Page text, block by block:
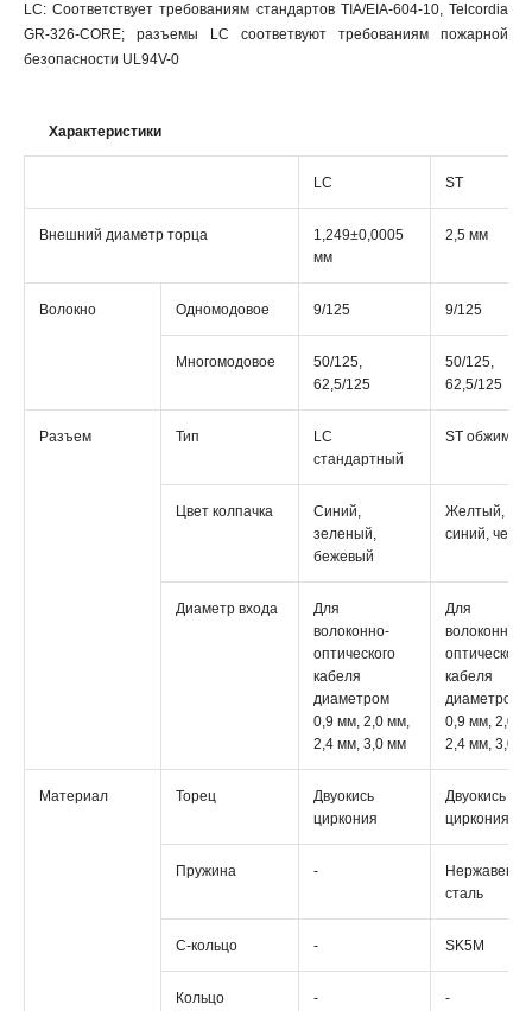
LC: Соответствует требованиям стандартов TIA/EIA-604-10, Telcordia
GR-326-CORE; разъемы LC соответвуют требованиям пожарной
безопасности UL94V-0
Характеристики
LC ST
Внешний диаметр торца
1,249±0,0005
мм
2,5 мм
Волокно Одномодовое 9/125 9/125
Многомодовое
50/125,
62,5/125
50/125,
62,5/125
Разъем Тип
LC
стандартный
ST
Цвет колпачка
Синий,
зеленый,
бежевый
Желтый,
синий,
Диаметр входа
Для
волоконно-
оптического
кабеля
диаметром
0,9 мм, 2,0 мм,
2,4 мм, 3,0 мм
Для
волоконно-
оптического
кабеля
диаметром
0,9 мм, 2,0
2,4 мм, 3,0
Материал Торец
Двуокись
циркония
Двуокись
циркония
Пружина -
сталь
С-кольцо - SK5M
Кольцо - -